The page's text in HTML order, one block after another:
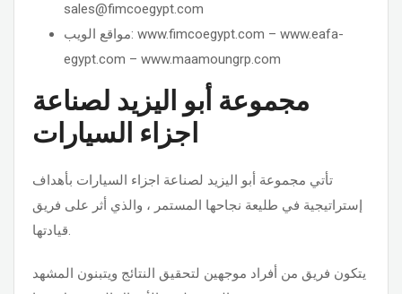
sales@fimcoegypt.com
مواقع الويب: www.fimcoegypt.com – www.eafa-
egypt.com – www.maamoungrp.com
مجموعة أبو اليزيد لصناعة
اجزاء السيارات
تأتي مجموعة أبو اليزيد لصناعة اجزاء السيارات بأهداف
إستراتيجية في طليعة نجاحها المستمر ، والذي أثر على فريق
قيادتها.
يتكون فريق من أفراد موجهين لتحقيق النتائج ويتبنون المشهد